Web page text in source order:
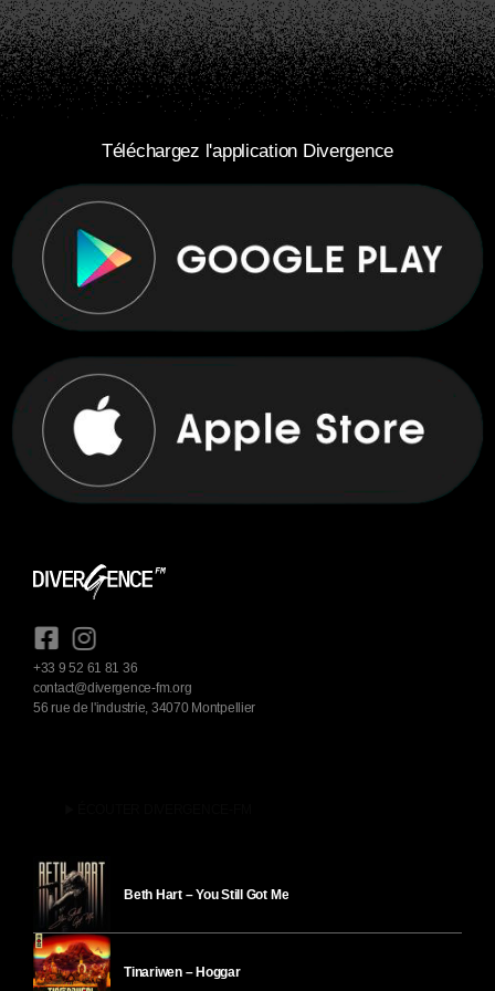
Téléchargez l'application Divergence
+33 9 52 61 81 36
contact@divergence-fm.org
56 rue de l'industrie, 34070 Montpellier
Beth Hart – You Still Got Me
Tinariwen – Hoggar